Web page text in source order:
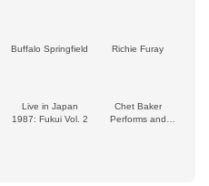
Buffalo Springfield Richie Furay
Live in Japan
1987: Fukui Vol. 2
Chet Baker
Performs and